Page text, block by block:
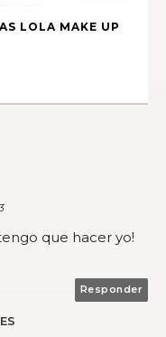
LOLA MAKE UP
que hacer yo!
Responder